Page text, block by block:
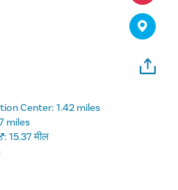
Center: 1.42 miles
miles
: 15.37 मील